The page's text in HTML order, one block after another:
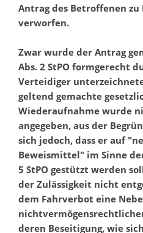
Antrag des Betroffenen zu
verworfen.
Zwar wurde der Antrag
Abs. 2 StPO formgerecht
Verteidiger
geltend gemachte
Wiederaufnahme wurde
angegeben, aus der
sich jedoch, dass er auf
Beweismittel" im Sinne
5 StPO gestützt werden
der Zulässigkeit nicht
dem Fahrverbot eine
deren Beseitigung, wie sich